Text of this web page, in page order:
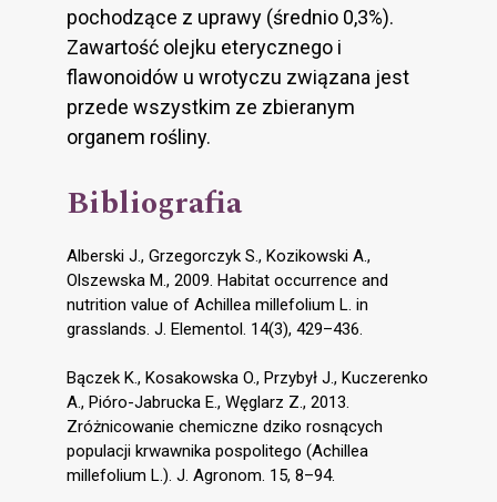
pochodzące z uprawy (średnio 0,3%).
Zawartość olejku eterycznego i
flawonoidów u wrotyczu związana jest
przede wszystkim ze zbieranym
organem rośliny.
Bibliografia
Alberski J., Grzegorczyk S., Kozikowski A.,
Olszewska M., 2009. Habitat occurrence and
nutrition value of Achillea millefolium L. in
grasslands. J. Elementol. 14(3), 429–436.
Bączek K., Kosakowska O., Przybył J., Kuczerenko
A., Pióro-Jabrucka E., Węglarz Z., 2013.
Zróżnicowanie chemiczne dziko rosnących
populacji krwawnika pospolitego (Achillea
millefolium L.). J. Agronom. 15, 8–94.